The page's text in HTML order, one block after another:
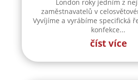
London roky jedním z
zaměstnavatelů v
Vyvíjíme a vyrábíme specifická
konfekce...
číst více